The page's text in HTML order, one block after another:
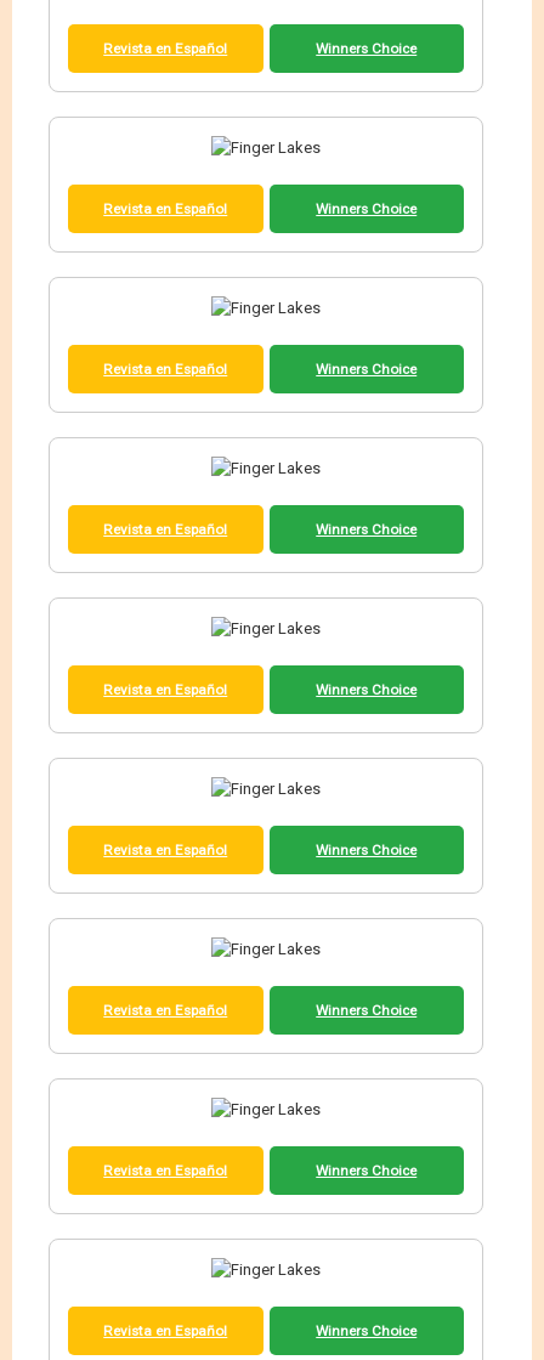
Revista en Español Winners Choice
Revista en Español Winners Choice
Revista en Español Winners Choice
Revista en Español Winners Choice
Revista en Español Winners Choice
Revista en Español Winners Choice
Revista en Español Winners Choice
Revista en Español Winners Choice
Revista en Español Winners Choice